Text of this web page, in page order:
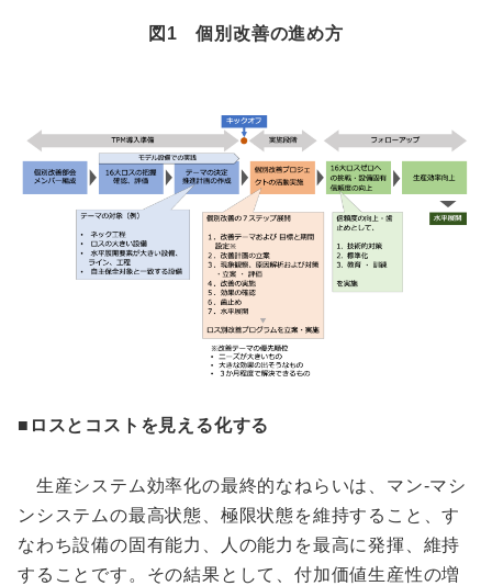
図1 個別改善の進め方
■ロスとコストを見える化する
生産システム効率化の最終的なねらいは、マン-マシ
ンシステムの最高状態、極限状態を維持すること、す
なわち設備の固有能力、人の能力を最高に発揮、維持
することです。その結果として、付加価値生産性の増